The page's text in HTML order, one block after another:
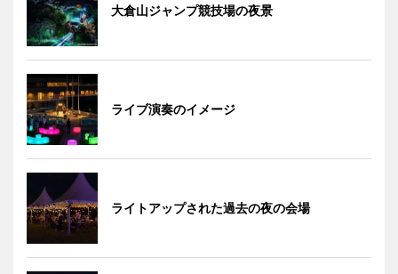
大倉山ジャンプ競技場の夜景
ライブ演奏のイメージ
ライトアップされた過去の夜の会場